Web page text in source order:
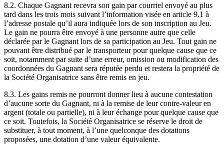
8.2. Chaque Gagnant recevra son gain par courriel envoyé au plus
tard dans les trois mois suivant l’information visée en article 9.1 à
l’adresse postale qu’il aura indiquée lors de son inscription au Jeu.
Le gain ne pourra être envoyé à une personne autre que celle
déclarée par le Gagnant lors de sa participation au Jeu. Tout gain ne
pouvant être distribué par le transporteur pour quelque cause que ce
soit, notamment par suite d’une erreur, omission ou modification des
coordonnées du Gagnant sera réputée perdu et restera la propriété de
la Société Organisatrice sans être remis en jeu.
8.3. Les gains remis ne pourront donner lieu à aucune contestation
d’aucune sorte du Gagnant, ni à la remise de leur contre-valeur en
argent (totale ou partielle), ni à leur échange pour quelque cause que
ce soit. Toutefois, la Société Organisatrice se réserve le droit de
substituer, à tout moment, à l’une quelconque des dotations
proposées, une dotation d’une valeur équivalente.